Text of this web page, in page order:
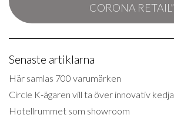
CORONA RETAIL”
Senaste artiklarna
Här samlas 700 varumärken
Circle K-ägaren vill ta över innovativ kedja
Hotellrummet som showroom